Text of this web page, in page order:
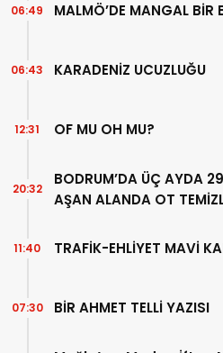
MALMÖ’DE MANGAL BİR
06:49
KARADENİZ UCUZLUĞU
06:43
OF MU OH MU?
12:31
BODRUM’DA ÜÇ AYDA
AŞAN ALANDA OT
20:32
TRAFİK-EHLİYET MAVİ
11:40
BİR AHMET TELLİ YAZISI
07:30